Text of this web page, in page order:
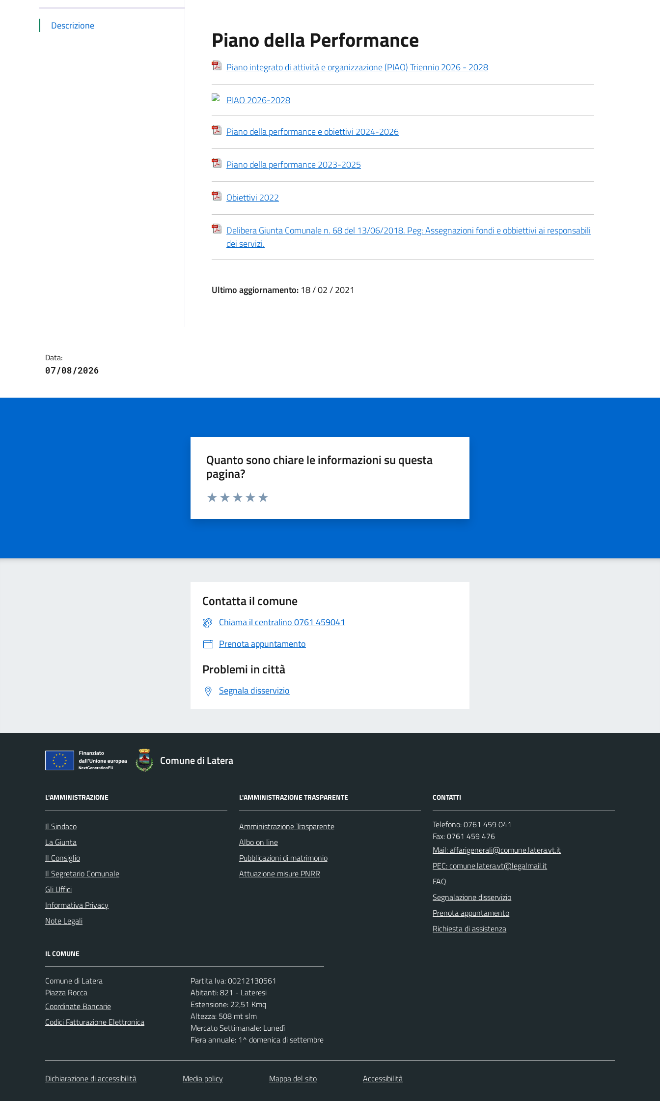
Descrizione Piano della Performance
Piano integrato di attività e organizzazione (PIAO) Triennio 2026 - 2028
PIAO 2026-2028
Piano della performance e obiettivi 2024-2026
Piano della performance 2023-2025
Obiettivi 2022
Delibera Giunta Comunale n. 68 del 13/06/2018. Peg: Assegnazioni fondi e obbiettivi ai responsabili
dei servizi.
Ultimo aggiornamento: 18 / 02 / 2021
Data:
07/08/2026
Quanto sono chiare le informazioni su questa
pagina?
Valuta da 1 a 5 stelle la paginaValuta 4 stelle su 5
Valuta 3 stelle su 5
Valuta 2 stelle su 5
Valuta 1 stelle su 5
Contatta il comune
Chiama il centralino 0761 459041
Prenota appuntamento
Problemi in città
Segnala disservizio
Comune di Latera
L'AMMINISTRAZIONE
Il Sindaco
La Giunta
Il Consiglio
Il Segretario Comunale
Gli Uffici
Informativa Privacy
Note Legali
L'AMMINISTRAZIONE TRASPARENTE
Amministrazione Trasparente
Albo on line
Pubblicazioni di matrimonio
Attuazione misure PNRR
CONTATTI
Telefono: 0761 459 041
Fax: 0761 459 476
Mail: affarigenerali@comune.latera.vt.it
PEC: comune.latera.vt@legalmail.it
FAQ
Segnalazione disservizio
Prenota appuntamento
Richiesta di assistenza
IL COMUNE
Comune di Latera
Piazza Rocca
Coordinate Bancarie
Codici Fatturazione Elettronica
Partita Iva: 00212130561
Abitanti: 821 - Lateresi
Estensione: 22,51 Kmq
Altezza: 508 mt slm
Mercato Settimanale: Lunedì
Fiera annuale: 1^ domenica di settembre
Dichiarazione di accessibilità Media policy Mappa del sito Accessibilità